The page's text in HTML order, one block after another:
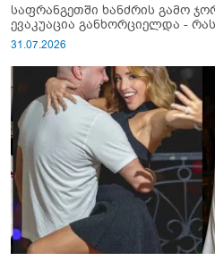
საფრანგეთში ხანძრის გამო
ევაკუაცია განხორციელდა -
31.07.2026